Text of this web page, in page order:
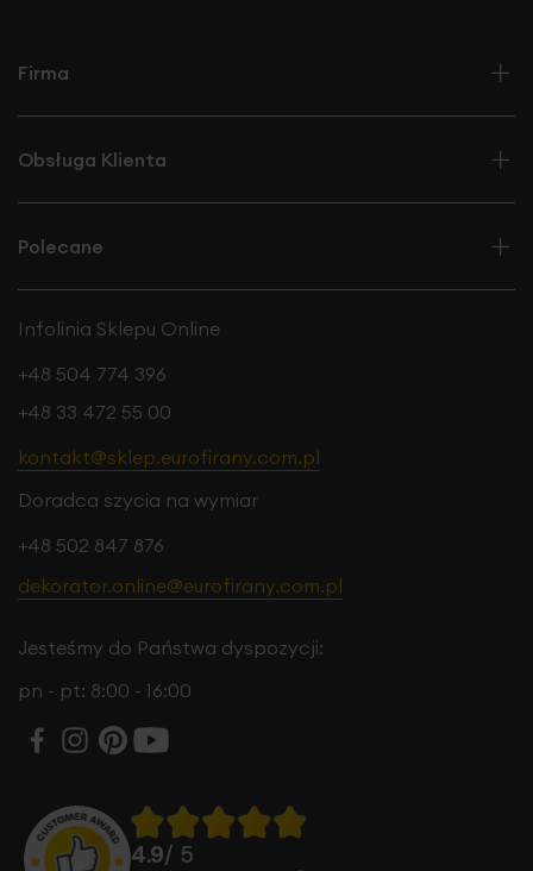
Firma
Obsługa Klienta
Polecane
Infolinia Sklepu Online
+48 504 774 396
+48 33 472 55 00
kontakt@sklep.eurofirany.com.pl
Doradca szycia na wymiar
+48 502 847 876
dekorator.online@eurofirany.com.pl
Jesteśmy do Państwa dyspozycji:
pn - pt: 8:00 - 16:00
4.9/ 5